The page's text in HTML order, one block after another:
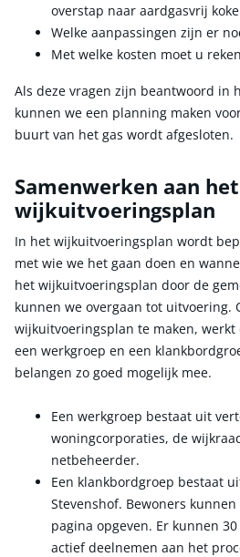
overstap naar aardgasvrij
Welke aanpassingen zijn er
Met welke kosten moet u
Als deze vragen zijn beantwoord in
kunnen we een planning maken
buurt van het gas wordt afgesloten.
Samenwerken aan het
wijkuitvoeringsplan
In het wijkuitvoeringsplan wordt
met wie we het gaan doen en
het wijkuitvoeringsplan door de
kunnen we overgaan tot uitvoering.
wijkuitvoeringsplan te maken,
een werkgroep en een
belangen zo goed mogelijk mee.
Een werkgroep bestaat uit
woningcorporaties, de
netbeheerder.
Een klankbordgroep bestaat
Stevenshof. Bewoners
pagina opgeven. Er kunnen
actief deelnemen aan het